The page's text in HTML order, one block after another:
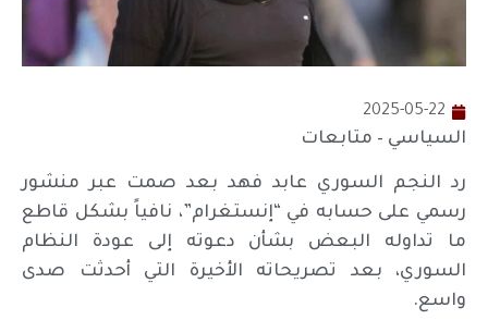
2025-05-22
السياسي – متابعات
رد النجم السوري عابد فهد بعد صمت عبر منشور
رسمي على حسابه في “إنستغرام”، نافياً بشكل قاطع
ما تداوله البعض بشأن دعوته إلى عودة النظام
السوري، بعد تصريحاته الأخيرة التي أحدثت صدى
واسع.